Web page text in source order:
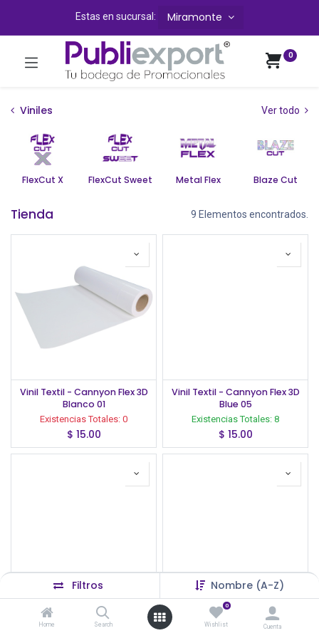
Filtros Nombre (A-Z)
Home Search
0
Wishlist Cuenta
Estas en sucursal: Miramonte
0
Viniles Ver todo
FlexCut X FlexCut Sweet Metal Flex Blaze Cut
Tienda 9 Elementos encontrados.
Vinil Textil - Cannyon Flex 3D
Blanco 01
Existencias Totales: 0
$ 15.00
Vinil Textil - Cannyon Flex 3D
Blue 05
Existencias Totales: 8
$ 15.00
Vinil Textil - Cannyon Flex 3D
Green 07
Vinil Textil - Cannyon Flex 3D
Navy 06